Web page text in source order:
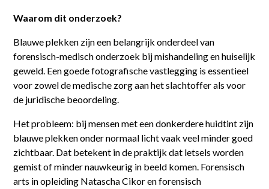
Waarom dit onderzoek?
Blauwe plekken zijn een belangrijk onderdeel van
forensisch-medisch onderzoek bij mishandeling en huiselijk
geweld. Een goede fotografische vastlegging is essentieel
voor zowel de medische zorg aan het slachtoffer als voor
de juridische beoordeling.
Het probleem: bij mensen met een donkerdere huidtint zijn
blauwe plekken onder normaal licht vaak veel minder goed
zichtbaar. Dat betekent in de praktijk dat letsels worden
gemist of minder nauwkeurig in beeld komen. Forensisch
arts in opleiding Natascha Cikor en forensisch